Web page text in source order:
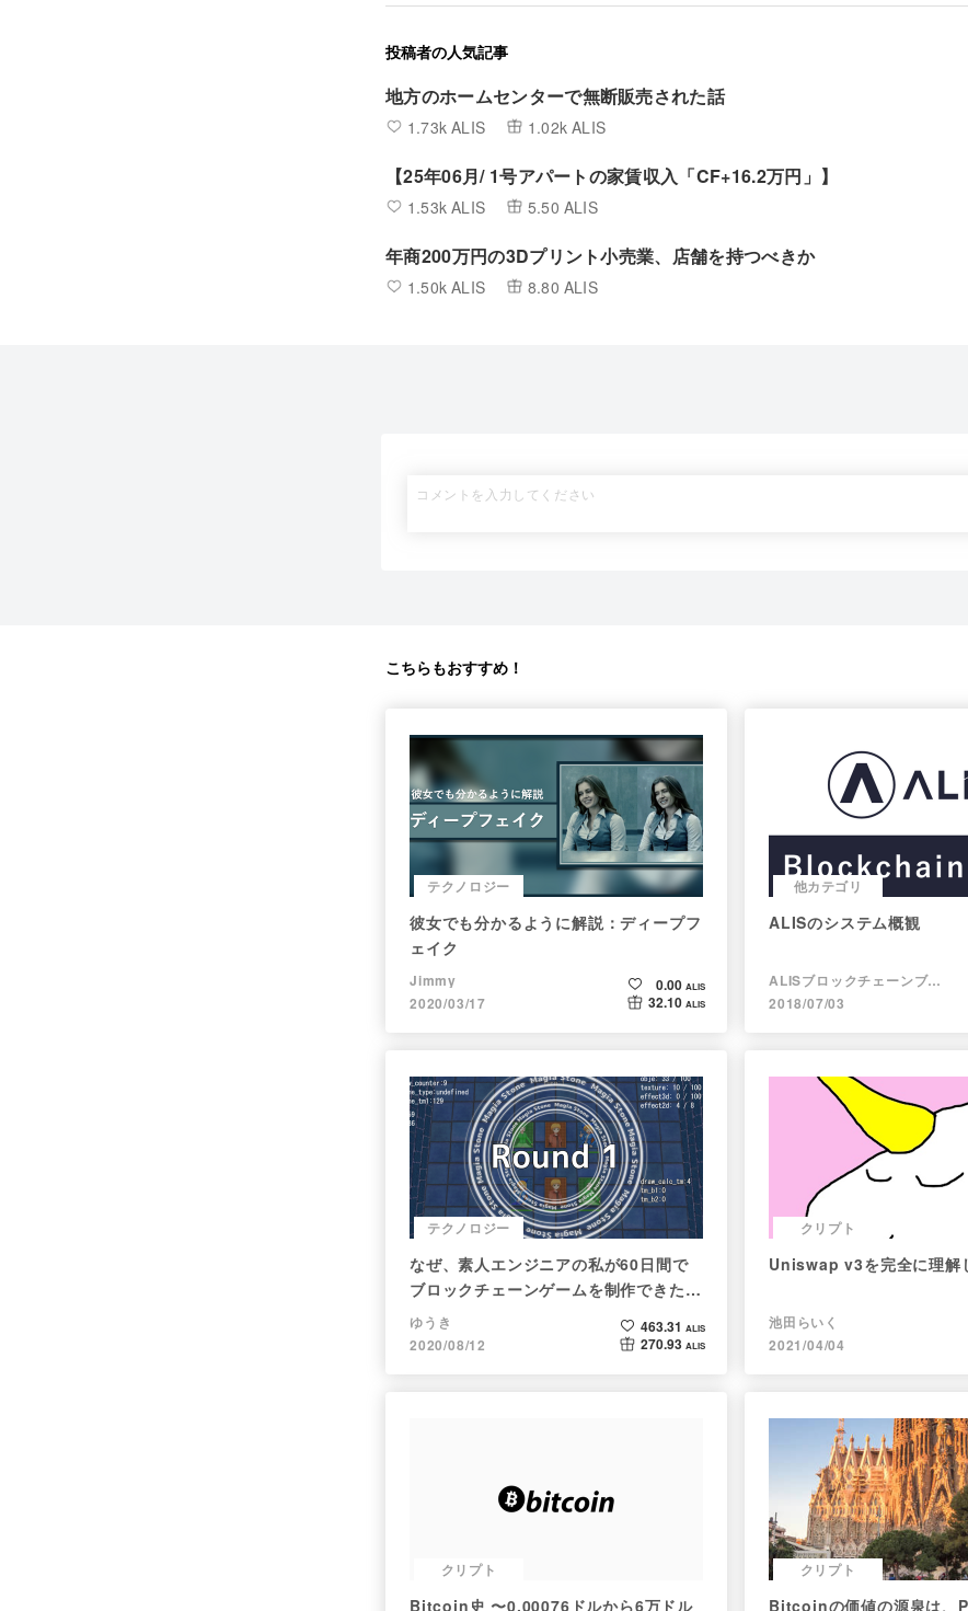
投稿者の人気記事
地方のホームセンターで無断販売された話
1.73k ALIS 1.02k ALIS
【25年06月/ 1号アパートの家賃収入「CF+16.2万円」】
1.53k ALIS 5.50 ALIS
年商200万円の3Dプリント小売業、店舗を持つべきか
1.50k ALIS 8.80 ALIS
こちらもおすすめ！
テクノロジー
彼女でも分かるように解説：ディープフ
ェイク
Jimmy
2020/03/17
0.00 ALIS
32.10 ALIS
他カテゴリ
ALISのシステム概観
ALISブロックチェーンブログ
2018/07/03
テクノロジー
なぜ、素人エンジニアの私が60日間で
ブロックチェーンゲームを制作できたの
か、について語ってみた
ゆうき
2020/08/12
463.31 ALIS
270.93 ALIS
クリプト
Uniswap v3を完全に理解
池田らいく
2021/04/04
クリプト
Bitcoin史 〜0.00076ドルから6万ドル
クリプト
Bitcoinの価値の源泉は、